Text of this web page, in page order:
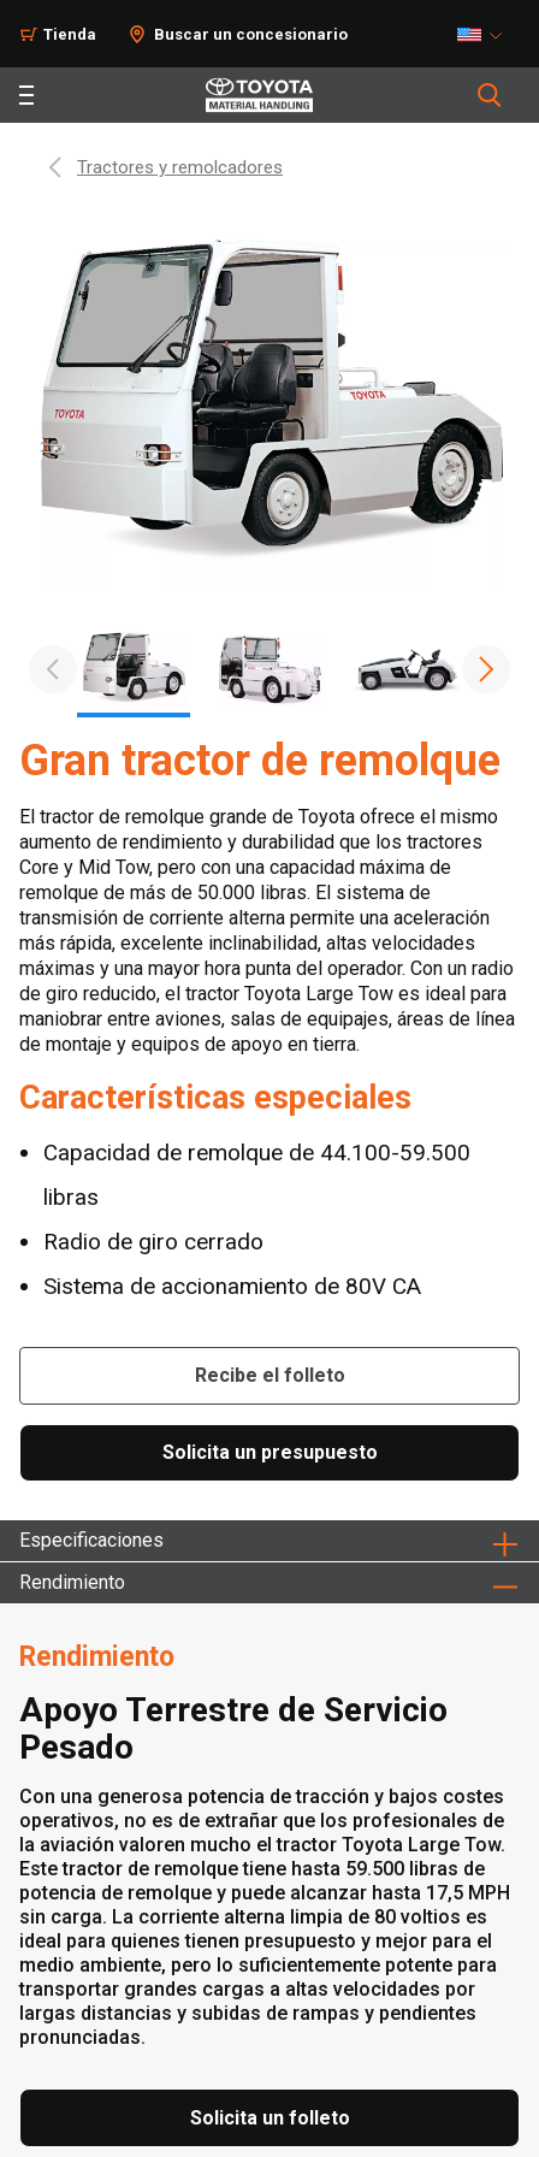
Tienda Buscar un concesionario
Tractores y remolcadores
Gran tractor de remolque
El tractor de remolque grande de Toyota ofrece el mismo
aumento de rendimiento y durabilidad que los tractores
Core y Mid Tow, pero con una capacidad máxima de
remolque de más de 50.000 libras. El sistema de
transmisión de corriente alterna permite una aceleración
más rápida, excelente inclinabilidad, altas velocidades
máximas y una mayor hora punta del operador. Con un radio
de giro reducido, el tractor Toyota Large Tow es ideal para
maniobrar entre aviones, salas de equipajes, áreas de línea
de montaje y equipos de apoyo en tierra.
Características especiales
Capacidad de remolque de 44.100-59.500
libras
Radio de giro cerrado
Sistema de accionamiento de 80V CA
Recibe el folleto
Solicita un presupuesto
Especificaciones
Rendimiento
Rendimiento
Apoyo Terrestre de Servicio
Pesado
Con una generosa potencia de tracción y bajos costes
operativos, no es de extrañar que los profesionales de
la aviación valoren mucho el tractor Toyota Large Tow.
Este tractor de remolque tiene hasta 59.500 libras de
potencia de remolque y puede alcanzar hasta 17,5 MPH
sin carga. La corriente alterna limpia de 80 voltios es
ideal para quienes tienen presupuesto y mejor para el
medio ambiente, pero lo suficientemente potente para
transportar grandes cargas a altas velocidades por
largas distancias y subidas de rampas y pendientes
pronunciadas.
Solicita un folleto